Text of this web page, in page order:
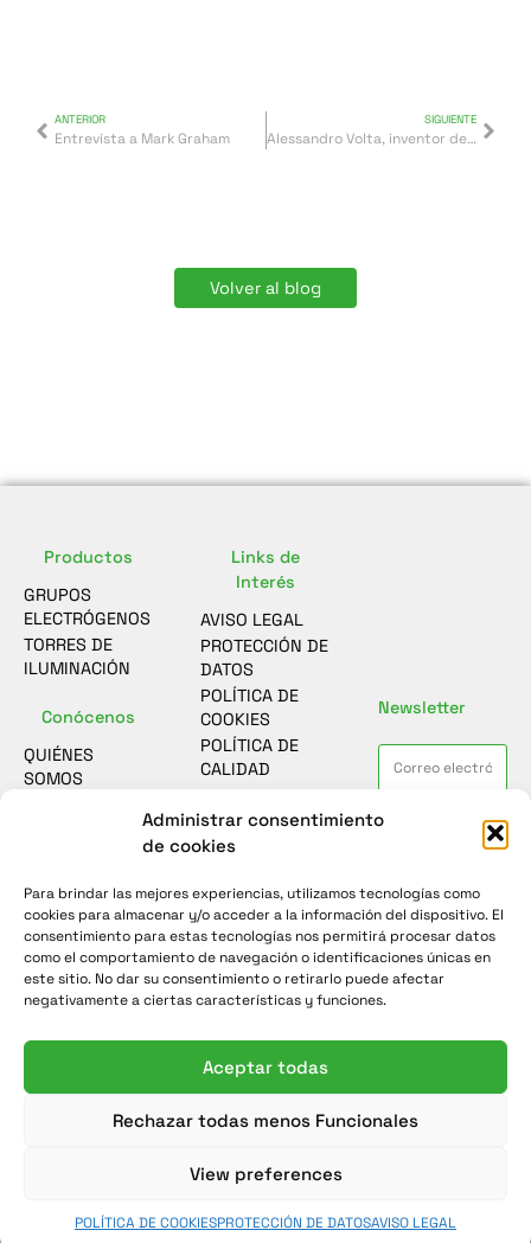
Administrar consentimiento
de cookies
Para brindar las mejores experiencias, utilizamos tecnologías como
cookies para almacenar y/o acceder a la información del dispositivo. El
consentimiento para estas tecnologías nos permitirá procesar datos
como el comportamiento de navegación o identificaciones únicas en
este sitio. No dar su consentimiento o retirarlo puede afectar
negativamente a ciertas características y funciones.
Aceptar todas
Rechazar todas menos Funcionales
View preferences
POLÍTICA DE COOKIESPROTECCIÓN DE DATOSAVISO LEGAL
ANTERIOR
Entrevista a Mark Graham
SIGUIENTE
Alessandro Volta, inventor de la pila eléctrica (1745-1827)
Volver al blog
Productos
GRUPOS
ELECTRÓGENOS
TORRES DE
ILUMINACIÓN
Conócenos
QUIÉNES
SOMOS
SOSTENIBILIDAD
NOTICIAS
Links de
Interés
AVISO LEGAL
PROTECCIÓN DE
DATOS
POLÍTICA DE
COOKIES
POLÍTICA DE
CALIDAD
Contacto
FORMULARIO
ENCUESTA DE
SATISFACCIÓN
Newsletter
Enviar